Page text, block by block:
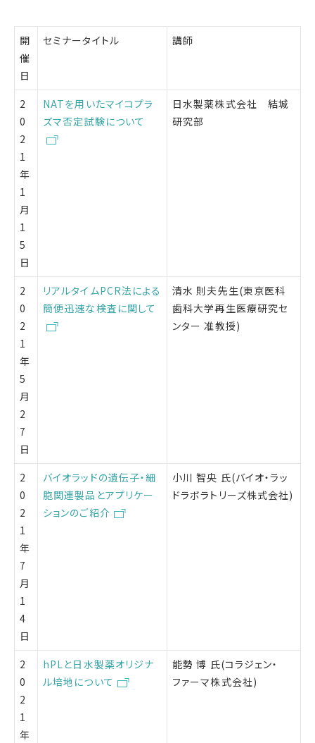
開
催
日
セミナータイトル 講師
2
0
2
1
年
1
月
1
5
日
NATを用いたマイコプラ
ズマ否定試験について
日水製薬株式会社 結城
研究部
2
0
2
1
年
5
月
2
7
日
リアルタイムPCR法による
簡便迅速な検査に関して
清水 則夫先生(東京医科
歯科大学再生医療研究セ
ンター 准教授)
2
0
2
1
年
7
月
1
4
日
バイオラッドの遺伝子・細
胞関連製品とアプリケー
ションのご紹介
小川 智央 氏(バイオ・ラッ
ドラボラトリーズ株式会社)
2
0
2
1
年
hPLと日水製薬オリジナ
ル培地について
能勢 博 氏(コラジェン・
ファーマ株式会社)